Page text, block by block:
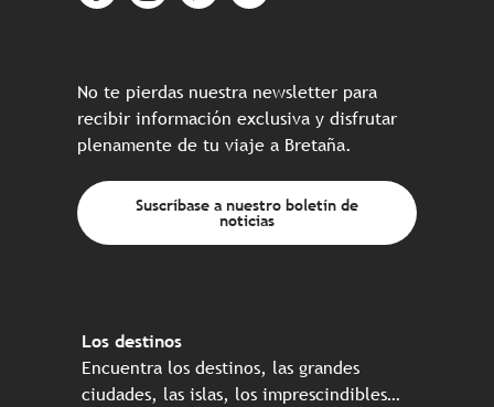
No te pierdas nuestra newsletter para
recibir información exclusiva y disfrutar
plenamente de tu viaje a Bretaña.
Suscríbase a nuestro boletín de
noticias
Los destinos
Encuentra los destinos, las grandes
ciudades, las islas, los imprescindibles…